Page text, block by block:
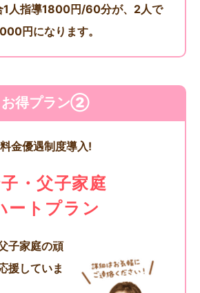
1人指導1800円/60分が、2人で
円になります。
お得プラン②
料金優遇制度導入!
・父子家庭
ートプラン
子家庭の頑
援していま